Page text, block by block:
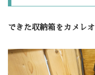
できた収納箱をカメレ